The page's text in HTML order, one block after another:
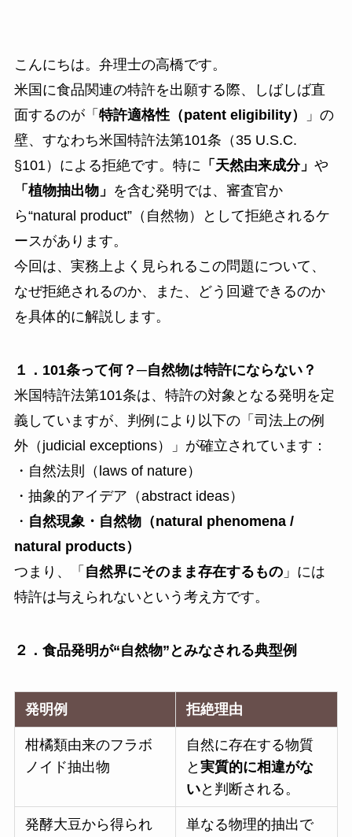
こんにちは。弁理士の高橋です。
米国に食品関連の特許を出願する際、しばしば直
面するのが「 特許適格性（patent eligibility）
」の
壁、すなわち米国特許法第101条（35 U.S.C.
§101）による拒絶です。特に 「天然由来成分」 や
「植物抽出物」 を含む発明では、審査官か
ら“natural product”（自然物）として拒絶されるケ
ースがあります。
今回は、実務上よく見られるこの問題について、
なぜ拒絶されるのか、また、どう回避できるのか
を具体的に解説します。
１．101条って何？─自然物は特許にならない？
米国特許法第101条は、特許の対象となる発明を定
義していますが、判例により以下の「司法上の例
外（judicial exceptions）」が確立されています：
・自然法則（laws of nature）
・抽象的アイデア（abstract ideas）
・ 自然現象・自然物（natural phenomena /
natural products）
つまり、「 自然界にそのまま存在するもの」には
特許は与えられないという考え方です。
２．食品発明が“自然物”とみなされる典型例
発明例 拒絶理由
柑橘類由来のフラボ
ノイド抽出物
自然に存在する物質
と実質的に相違がな
いと判断される。
発酵大豆から得られ
単なる物理的抽出で